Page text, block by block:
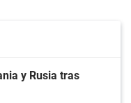
y Rusia tras